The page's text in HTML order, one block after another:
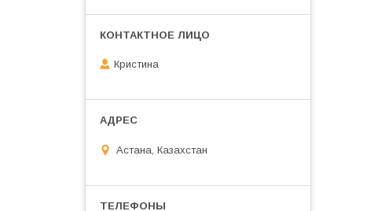
Кристина
Астана, Казахстан